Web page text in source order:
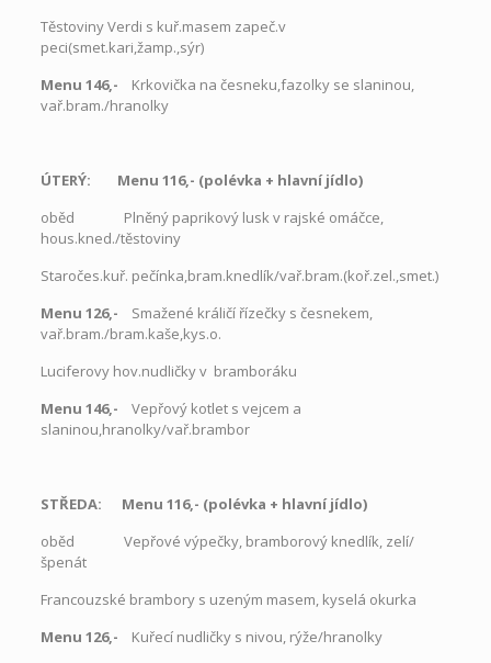
Těstoviny Verdi s kuř.masem zapeč.v
peci(smet.kari,žamp.,sýr)
Menu 146,- Krkovička na česneku,fazolky se slaninou,
vař.bram./hranolky
ÚTERÝ: Menu 116,- (polévka + hlavní jídlo)
oběd Plněný paprikový lusk v rajské omáčce,
hous.kned./těstoviny
Staročes.kuř. pečínka,bram.knedlík/vař.bram.(koř.zel.,smet.)
Menu 126,- Smažené králičí řízečky s česnekem,
vař.bram./bram.kaše,kys.o.
Luciferovy hov.nudličky v bramboráku
Menu 146,- Vepřový kotlet s vejcem a
slaninou,hranolky/vař.brambor
STŘEDA: Menu 116,- (polévka + hlavní jídlo)
oběd
Vepřové výpečky, bramborový knedlík, zelí/
špenát
Francouzské brambory s uzeným masem, kyselá okurka
Menu 126,- Kuřecí nudličky s nivou, rýže/hranolky